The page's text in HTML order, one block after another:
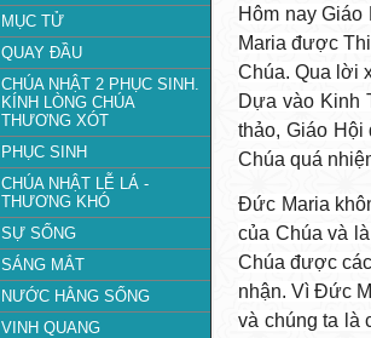
MỤC TỬ
QUAY ĐẦU
CHÚA NHẬT 2 PHỤC SINH.
KÍNH LÒNG CHÚA
THƯƠNG XÓT
PHỤC SINH
CHÚA NHẬT LỄ LÁ -
THƯƠNG KHÓ
SỰ SỐNG
SÁNG MẮT
NƯỚC HẰNG SỐNG
VINH QUANG
Hôm nay
Maria được
Chúa. Qua lời
Dựa vào Kinh
thảo, Giáo
Chúa quá
Đức Maria
của Chúa và
Chúa được
nhận. Vì Đức
và chúng ta là